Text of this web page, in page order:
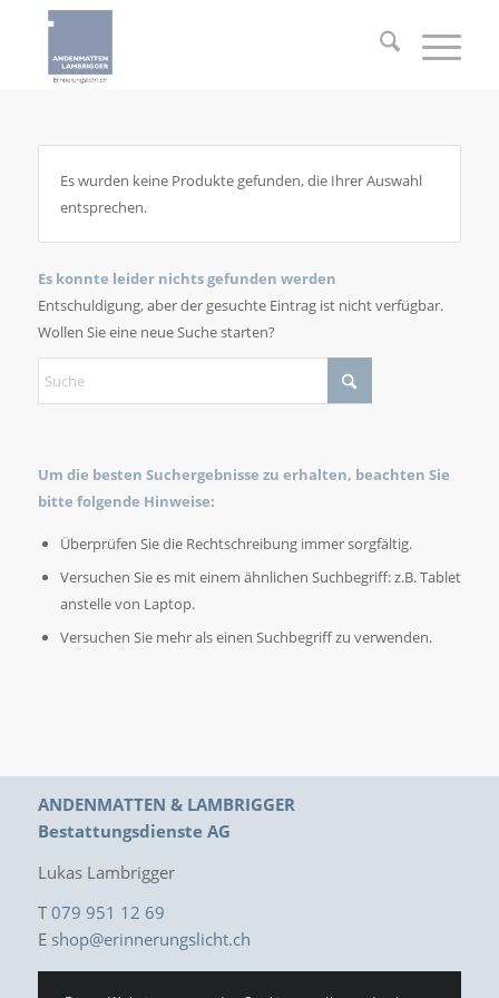
Es wurden keine Produkte gefunden, die Ihrer Auswahl
entsprechen.
Es konnte leider nichts gefunden werden
Entschuldigung, aber der gesuchte Eintrag ist nicht verfügbar.
Wollen Sie eine neue Suche starten?
Um die besten Suchergebnisse zu erhalten, beachten Sie
bitte folgende Hinweise:
Überprüfen Sie die Rechtschreibung immer sorgfältig.
Versuchen Sie es mit einem ähnlichen Suchbegriff: z.B. Tablet
anstelle von Laptop.
Versuchen Sie mehr als einen Suchbegriff zu verwenden.
ANDENMATTEN & LAMBRIGGER
Bestattungsdienste AG
Lukas Lambrigger
T 079 951 12 69
E shop@erinnerungslicht.ch